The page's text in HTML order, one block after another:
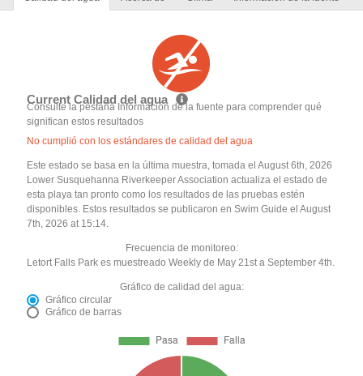
Current Calidad del agua
Consulte la pestaña Información de la fuente para comprender qué
significan estos resultados
No cumplió con los estándares de calidad del agua
Este estado se basa en la última muestra, tomada el August 6th, 2026
Lower Susquehanna Riverkeeper Association actualiza el estado de
esta playa tan pronto como los resultados de las pruebas estén
disponibles. Estos resultados se publicaron en Swim Guide el August
7th, 2026 at 15:14.
Frecuencia de monitoreo:
Letort Falls Park es muestreado Weekly de May 21st a September 4th.
Gráfico de calidad del agua:
Gráfico circular
Gráfico de barras